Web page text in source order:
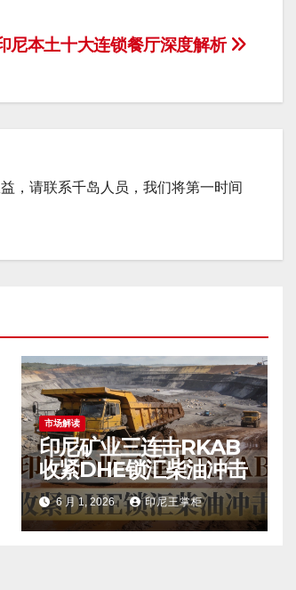
尼本土十大连锁餐厅深度解析
，请联系千岛人员，我们将第一时间
市场解读
印尼矿业三连击RKAB
收紧DHE锁汇柴油冲击
6 月 1, 2026 印尼王掌柜